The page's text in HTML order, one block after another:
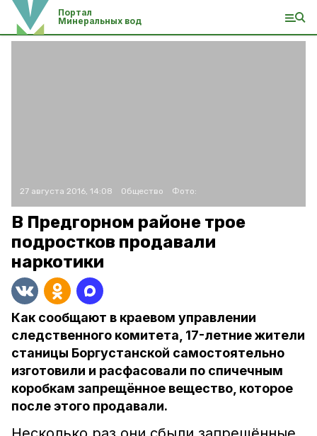
Портал
Минеральных вод
27 августа 2016, 14:08 Общество Фото:
В Предгорном районе трое
подростков продавали
наркотики
Как сообщают в краевом управлении
следственного комитета, 17-летние жители
станицы Боргустанской самостоятельно
изготовили и расфасовали по спичечным
коробкам запрещённое вещество, которое
после этого продавали.